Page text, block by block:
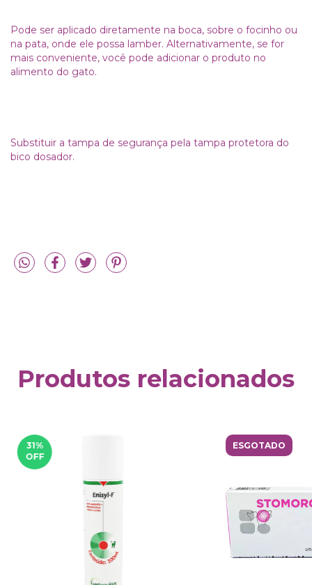
Pode ser aplicado diretamente na boca, sobre o focinho ou
na pata, onde ele possa lamber. Alternativamente, se for
mais conveniente, você pode adicionar o produto no
alimento do gato.
Substituir a tampa de segurança pela tampa protetora do
bico dosador.
Produtos relacionados
31%
OFF
ESGOTADO